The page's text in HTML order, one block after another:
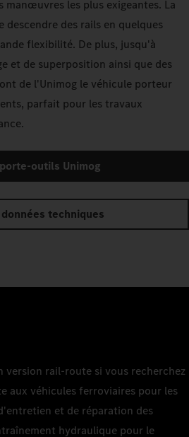
manœuvres les plus exigeantes. La
des rails en quelques
flexibilité. De plus, jusqu'à
et de superposition ainsi que des
de l'Unimog le véhicule porteur
parfait pour les travaux
outils Unimog
techniques
version rail-route si vous recherchez
aux véhicules ferroviaires pour les
et de réparation des
hydraulique pour le